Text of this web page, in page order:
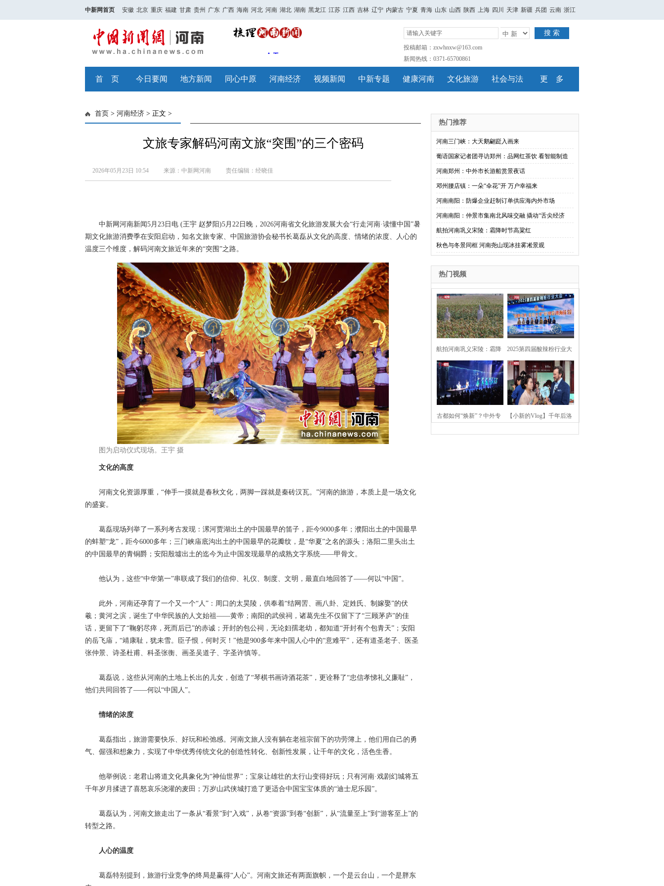
中新网首页 安徽 北京 重庆 福建 甘肃 贵州 广东 广西 海南 河北 河南 湖北 湖南 黑龙江 江苏 江西 吉林 辽宁 内蒙古 宁夏 青海 山东 山西 陕西 上海 四川 天津 新疆 兵团 云南 浙江
搜 索
投稿邮箱：zxwhnxw@163.com
新闻热线：0371-65700861
首 页 今日要闻 地方新闻 同心中原 河南经济 视频新闻 中新专题 健康河南 文化旅游 社会与法 更 多
首页 > 河南经济 > 正文 >
文旅专家解码河南文旅“突围”的三个密码
2026年05月23日 10:54 来源：中新网河南 责任编辑：经晓佳
中新网河南新闻5月23日电 (王宇 赵梦阳)5月22日晚，2026河南省文化旅游发展大会“行走河南·读懂中国”暑
期文化旅游消费季在安阳启动，知名文旅专家、中国旅游协会秘书长葛磊从文化的高度、情绪的浓度、人心的
温度三个维度，解码河南文旅近年来的“突围”之路。
图为启动仪式现场。王宇 摄
文化的高度
河南文化资源厚重，“伸手一摸就是春秋文化，两脚一踩就是秦砖汉瓦。”河南的旅游，本质上是一场文化
的盛宴。
葛磊现场列举了一系列考古发现：漯河贾湖出土的中国最早的笛子，距今9000多年；濮阳出土的中国最早
的蚌塑“龙”，距今6000多年；三门峡庙底沟出土的中国最早的花瓣纹，是“华夏”之名的源头；洛阳二里头出土
的中国最早的青铜爵；安阳殷墟出土的迄今为止中国发现最早的成熟文字系统——甲骨文。
他认为，这些“中华第一”串联成了我们的信仰、礼仪、制度、文明，最直白地回答了——何以“中国”。
此外，河南还孕育了一个又一个“人”：周口的太昊陵，供奉着“结网罟、画八卦、定姓氏、制嫁娶”的伏
羲；黄河之滨，诞生了中华民族的人文始祖——黄帝；南阳的武侯祠，‌诸葛先生不仅留下了“三顾茅庐”的佳
话，更留下了“鞠躬尽瘁，死而后已‌”的赤诚；开封的包公祠，无论妇孺老幼，都知道“开封有个包青天”；安阳
的岳飞庙，“靖康耻，犹未雪。臣子恨，何时灭！”他是900多年来中国人心中的“意难平”，还有道圣老子、医圣
张仲景、诗圣杜甫、科圣张衡、画圣吴道子、字圣许慎等。
葛磊说，这些从河南的土地上长出的儿女，创造了“琴棋书画诗酒花茶”，更诠释了“忠信孝悌礼义廉耻”，
他们共同回答了——何以“中国人”。
情绪的浓度
葛磊指出，旅游需要快乐、好玩和松弛感。河南文旅人没有躺在老祖宗留下的功劳簿上，他们用自己的勇
气、倔强和想象力，实现了中华优秀传统文化的创造性转化、创新性发展，让千年的文化，活色生香。
他举例说：老君山将道文化具象化为“神仙世界”；宝泉让雄壮的太行山变得好玩；只有河南·戏剧幻城将五
千年岁月揉进了喜怒哀乐浇灌的麦田；万岁山武侠城打造了更适合中国宝宝体质的“迪士尼乐园”。
葛磊认为，河南文旅走出了一条从“看景”到“入戏”，从卷“资源”到卷“创新”，从“流量至上”到“游客至上”的
转型之路。
人心的温度
葛磊特别提到，旅游行业竞争的终局是赢得“人心”。河南文旅还有两面旗帜，一个是云台山，一个是胖东
热门推荐
河南三门峡：大天鹅翩跹入画来
葡语国家记者团寻访郑州：品网红茶饮 看智能制造
河南郑州：中外市长游船赏景夜话
邓州腰店镇：一朵“伞花”开 万户幸福来
河南南阳：防爆企业赶制订单供应海内外市场
河南南阳：仲景市集南北风味交融 撬动“舌尖经济
航拍河南巩义宋陵：霜降时节高粱红
秋色与冬景同框 河南尧山现冰挂雾凇景观
热门视频
航拍河南巩义宋陵：霜降
时节高粱红
2025第四届酸辣粉行业大
会在河南开封举行
古都如何“焕新”？中外专 【小新的Vlog】千年后洛